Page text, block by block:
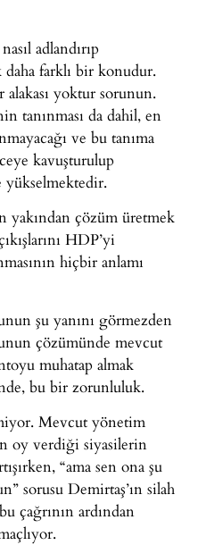
adlandırıp
daha farklı bir konudur.
yoktur sorunun.
tanınması da dahil, en
ve bu tanıma
kavuşturulup
yükselmektedir.
yakından çözüm üretmek
HDP’yi
hiçbir anlamı
şu yanını görmezden
çözümünde mevcut
muhatap almak
bu bir zorunluluk.
Mevcut yönetim
oy verdiği siyasilerin
“ama sen ona şu
sorusu Demirtaş’ın silah
çağrının ardından